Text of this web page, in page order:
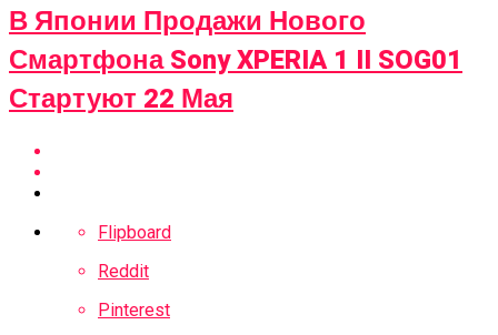
В Японии Продажи Нового
Смартфона Sony XPERIA 1 II SOG01
Стартуют 22 Мая
Flipboard
Reddit
Pinterest